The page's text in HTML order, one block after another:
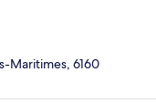
Maritimes, 6160